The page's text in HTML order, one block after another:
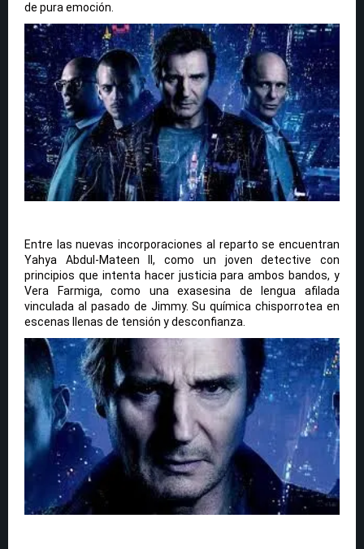
de pura emoción.
Entre las nuevas incorporaciones al reparto se encuentran
Yahya Abdul-Mateen II, como un joven detective con
principios que intenta hacer justicia para ambos bandos, y
Vera Farmiga, como una exasesina de lengua afilada
vinculada al pasado de Jimmy. Su química chisporrotea en
escenas llenas de tensión y desconfianza.